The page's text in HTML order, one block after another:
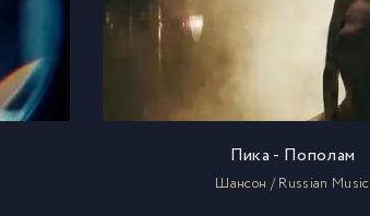
Пика - Пополам
Шансон / Russian Music